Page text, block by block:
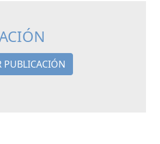
PUBLICACIÓN